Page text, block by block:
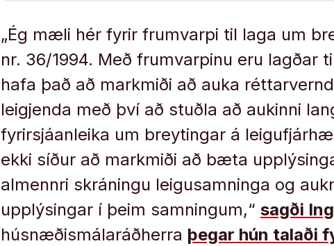
„Ég mæli hér fyrir frumvarpi til laga um
nr. 36/1994. Með frumvarpinu eru lagðar
hafa það að markmiði að auka
leigjenda með því að stuðla að aukinni
fyrirsjáanleika um breytingar á
ekki síður að markmiði að bæta
almennri skráningu leigusamninga og
upplýsingar í þeim samningum,“ sagði
húsnæðismálaráðherra þegar hún talaði